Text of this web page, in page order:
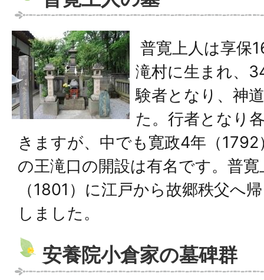
普寛上人は享保
滝村に生まれ、
験者となり、神
た。行者となり
きますが、中でも寛政4年（
の王滝口の開設は有名です。普
（1801）に江戸から故郷秩父へ
しました。
安養院小倉家の墓碑群